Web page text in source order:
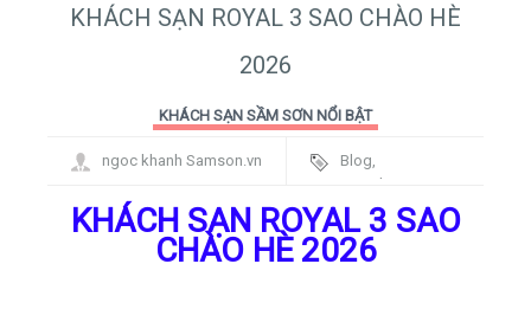
KHÁCH SẠN SẦM SƠN
NHÀ NGHỈ SẦM SƠN
NHÀ HÀNG HẢI SẢN SẦM SƠN
DU LỊCH SẦM SƠN
KHÁCH SẠN ROYAL 3 SAO CHÀO HÈ
2026
KHÁCH SẠN SẦM SƠN NỔI BẬT
ngoc khanh Samson.vn Blog
Framework
KHÁCH SẠN ROYAL 3 SAO
CHÀO HÈ 2026